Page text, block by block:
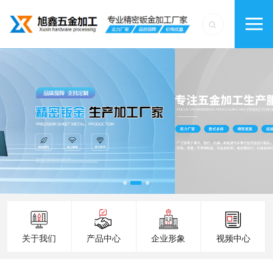
关于我们 产品中心 企业形象 视频中心